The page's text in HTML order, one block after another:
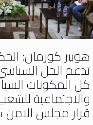
هوبير كورمان:
تدعم الحل
كل المكونات
والاجتماعية
قرار مجلس الامن 2254